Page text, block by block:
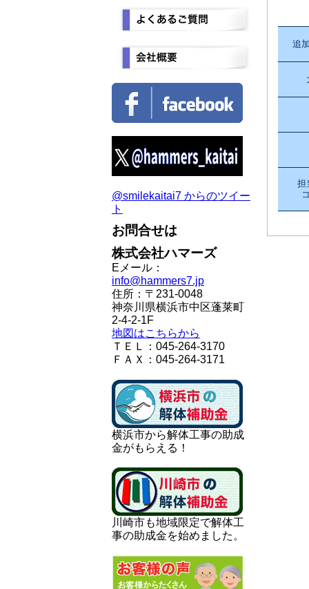
追
担
@smilekaitai7 からのツイー
ト
お問合せは
株式会社ハマーズ
Eメール：
info@hammers7.jp
住所：〒231-0048
神奈川県横浜市中区蓬莱町
2-4-2-1F
地図はこちらから
ＴＥＬ：045-264-3170
ＦＡＸ：045-264-3171
横浜市から解体工事の助成
金がもらえる！
川崎市も地域限定で解体工
事の助成金を始めました。